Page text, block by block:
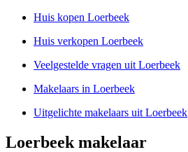
Huis kopen Loerbeek
Huis verkopen Loerbeek
Veelgestelde vragen uit Loerbeek
Makelaars in Loerbeek
Uitgelichte makelaars uit Loerbeek
Loerbeek makelaar